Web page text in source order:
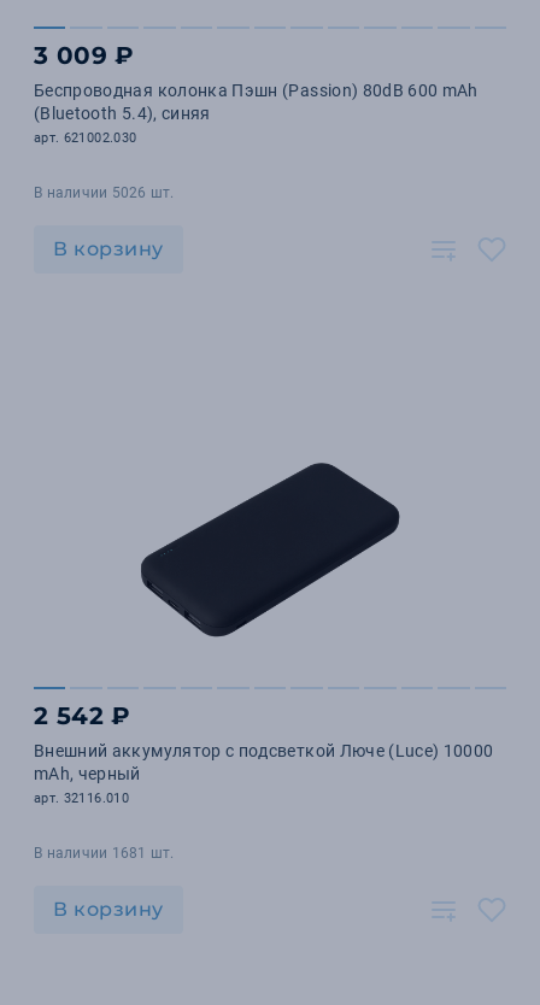
3 009 ₽
Беспроводная колонка Пэшн (Passion) 80dB 600 mAh
(Bluetooth 5.4), синяя
арт. 621002.030
В наличии 5026 шт.
В корзину
2 542 ₽
Внешний аккумулятор с подсветкой Люче (Luce) 10000
mAh, черный
арт. 32116.010
В наличии 1681 шт.
В корзину